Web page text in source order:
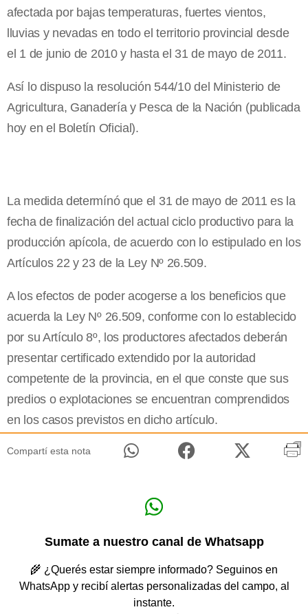
afectada por bajas temperaturas, fuertes vientos,
lluvias y nevadas en todo el territorio provincial desde
el 1 de junio de 2010 y hasta el 31 de mayo de 2011.
Así lo dispuso la resolución 544/10 del Ministerio de
Agricultura, Ganadería y Pesca de la Nación (publicada
hoy en el Boletín Oficial).
La medida determínó que el 31 de mayo de 2011 es la
fecha de finalización del actual ciclo productivo para la
producción apícola, de acuerdo con lo estipulado en los
Artículos 22 y 23 de la Ley Nº 26.509.
A los efectos de poder acogerse a los beneficios que
acuerda la Ley Nº 26.509, conforme con lo establecido
por su Artículo 8º, los productores afectados deberán
presentar certificado extendido por la autoridad
competente de la provincia, en el que conste que sus
predios o explotaciones se encuentran comprendidos
en los casos previstos en dicho artículo.
Compartí esta nota
Sumate a nuestro canal de Whatsapp
🌾 ¿Querés estar siempre informado? Seguinos en
WhatsApp y recibí alertas personalizadas del campo, al
instante.